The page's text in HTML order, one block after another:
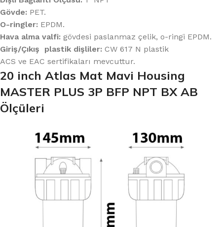
Gövde: PET.
O-ringler: EPDM.
Hava alma valfi: gövdesi paslanmaz çelik, o-ringi EPDM.
Giriş/Çıkış plastik dişliler: CW 617 N plastik
ACS ve EAC sertifikaları mevcuttur.
20 inch Atlas Mat Mavi Housing
MASTER PLUS 3P BFP NPT BX AB
Ölçüleri